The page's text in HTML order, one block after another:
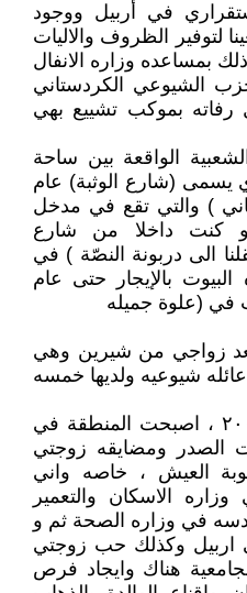
في أربيل ووجود
لتوفير الظروف والاليات
بمساعده وزاره الانفال
الشيوعي الكردستاني
رفاته بموكب تشييع بهي
الواقعة بين ساحة
يسمى (شارع الوثبة) عام
) والتي تقع في مدخل
كنت داخلا من شارع
الى دربونة النصّة ) في
بالإيجار حتى عام
الى اربيل عام 2004 بعد زواجي من شيرين وهي
شيوعيه ولديها خمسه
خاصة بعد وفاة الوالد عام ٢٠٠٣ ، اصبحت المنطقة في
الصدر ومضايقه زوجتي
العيش ، خاصه واني
الاسكان والتعمير
في وزاره الصحة ثم و
اربيل وكذلك حب زوجتي
هناك وايجاد فرص